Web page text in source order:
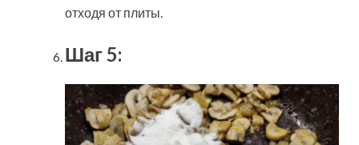
отходя от плиты.
Шаг 5: